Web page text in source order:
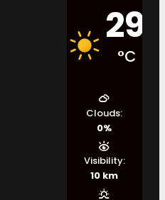
29
°C
Clouds:
0%
Visibility:
10 km